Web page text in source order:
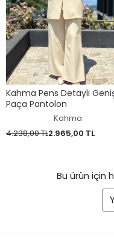
Kahma Pens Detaylı
Paça Pantolon
Kahma
4.238,00 TL2.965,00 TL
Bu ürün için